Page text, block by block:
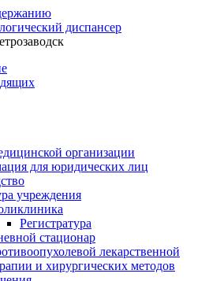
организации
для юридических лиц
учреждения
Регистратура
стационар
лекарственной
и хирургических методов